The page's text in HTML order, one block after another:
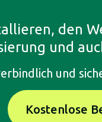
den
und
und
Kostenlose